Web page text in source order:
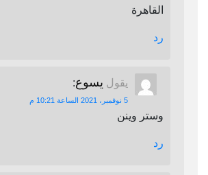
القاهرة
رد
يقول يسوع:
5 نوفمبر، 2021 الساعة 10:21 م
وستر وينن
رد